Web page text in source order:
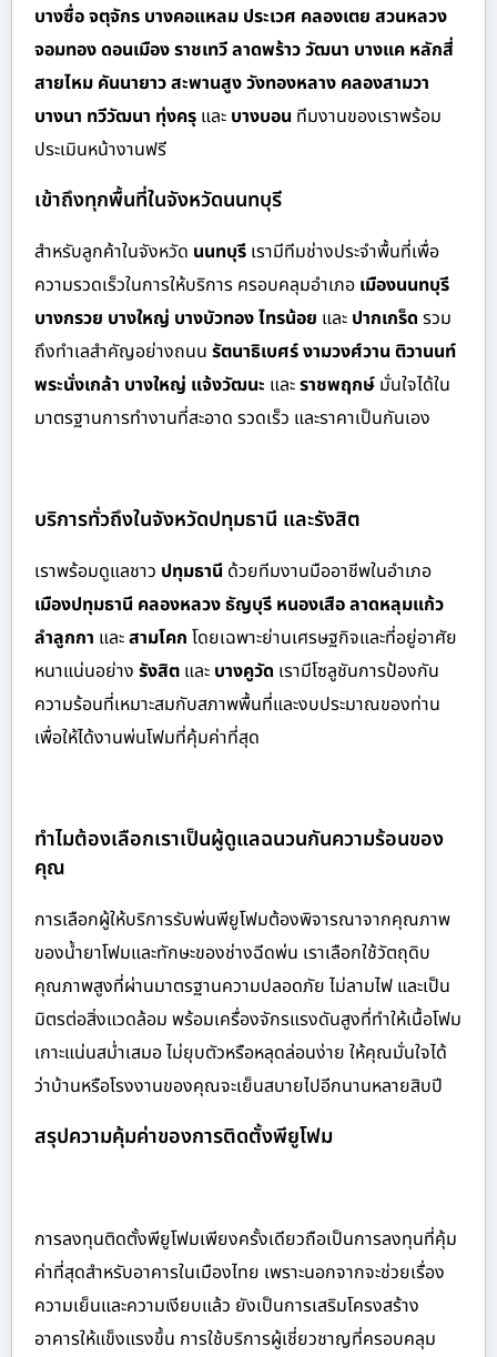
บางซื่อ จตุจักร บางคอแหลม ประเวศ คลองเตย สวนหลวง
จอมทอง ดอนเมือง ราชเทวี ลาดพร้าว วัฒนา บางแค หลักสี่
สายไหม คันนายาว สะพานสูง วังทองหลาง คลองสามวา
บางนา ทวีวัฒนา ทุ่งครุ และ บางบอน ทีมงานของเราพร้อม
ประเมินหน้างานฟรี
เข้าถึงทุกพื้นที่ในจังหวัดนนทบุรี
สำหรับลูกค้าในจังหวัด นนทบุรี เรามีทีมช่างประจำพื้นที่เพื่อ
ความรวดเร็วในการให้บริการ ครอบคลุมอำเภอ เมืองนนทบุรี
บางกรวย บางใหญ่ บางบัวทอง ไทรน้อย และ ปากเกร็ด รวม
ถึงทำเลสำคัญอย่างถนน รัตนาธิเบศร์ งามวงศ์วาน ติวานนท์
พระนั่งเกล้า บางใหญ่ แจ้งวัฒนะ และราชพฤกษ์ มั่นใจได้ใน
มาตรฐานการทำงานที่สะอาด รวดเร็ว และราคาเป็นกันเอง
บริการทั่วถึงในจังหวัดปทุมธานี และรังสิต
เราพร้อมดูแลชาว ปทุมธานี ด้วยทีมงานมืออาชีพในอำเภอ
เมืองปทุมธานี คลองหลวง ธัญบุรี หนองเสือ ลาดหลุมแก้ว
ลำลูกกา และสามโคก โดยเฉพาะย่านเศรษฐกิจและที่อยู่อาศัย
หนาแน่นอย่าง รังสิต และ บางคูวัด เรามีโซลูชันการป้องกัน
ความร้อนที่เหมาะสมกับสภาพพื้นที่และงบประมาณของท่าน
เพื่อให้ได้งานพ่นโฟมที่คุ้มค่าที่สุด
ทำไมต้องเลือกเราเป็นผู้ดูแลฉนวนกันความร้อนของ
คุณ
การเลือกผู้ให้บริการรับพ่นพียูโฟมต้องพิจารณาจากคุณภาพ
ของน้ำยาโฟมและทักษะของช่างฉีดพ่น เราเลือกใช้วัตถุดิบ
คุณภาพสูงที่ผ่านมาตรฐานความปลอดภัย ไม่ลามไฟ และเป็น
มิตรต่อสิ่งแวดล้อม พร้อมเครื่องจักรแรงดันสูงที่ทำให้เนื้อโฟม
เกาะแน่นสม่ำเสมอ ไม่ยุบตัวหรือหลุดล่อนง่าย ให้คุณมั่นใจได้
ว่าบ้านหรือโรงงานของคุณจะเย็นสบายไปอีกนานหลายสิบปี
สรุปความคุ้มค่าของการติดตั้งพียูโฟม
การลงทุนติดตั้งพียูโฟมเพียงครั้งเดียวถือเป็นการลงทุนที่คุ้ม
ค่าที่สุดสำหรับอาคารในเมืองไทย เพราะนอกจากจะช่วยเรื่อง
ความเย็นและความเงียบแล้ว ยังเป็นการเสริมโครงสร้าง
อาคารให้แข็งแรงขึ้น การใช้บริการผู้เชี่ยวชาญที่ครอบคลุม